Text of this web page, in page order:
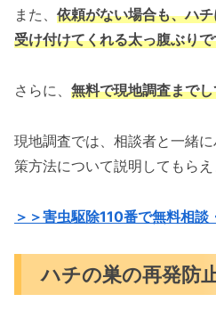
また、 依頼がない場合も、ハ
受け付けてくれる太っ腹ぶり
さらに、 無料で現地調査まで
現地調査では、相談者と一緒
策方法について説明してもらえ
＞＞害虫駆除110番で無料相談
ハチの巣の再発防